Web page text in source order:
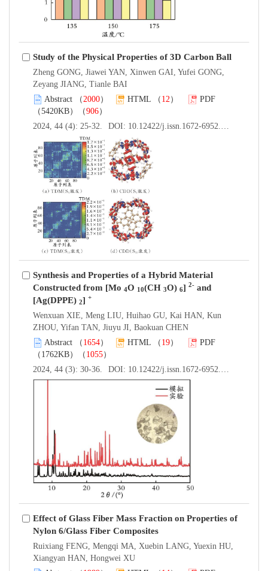
Study of the Physical Properties of 3D Carbon Ball
Zheng GONG, Jiawei YAN, Xinwen GAI, Yufei GONG,
Zeyang JIANG, Tianle BAI
Abstract （ 2000） HTML （ 12 ）
PDF
（5420KB）（906）
2024, 44 (4): 25-32.
DOI: 10.12422/j.issn.1672-6952.2024.04.004
Synthesis and Properties of a Hybrid Material
Constructed from [Mo 4O 10(CH 3O) 6] 2- and
[Ag(DPPE) 2] +
Wenxuan XIE, Meng LIU, Huihao GU, Kai HAN, Kun
ZHOU, Yifan TAN, Jiuyu JI, Baokuan CHEN
Abstract （ 1654） HTML （ 19）
PDF
（1762KB）（ 1055）
2024, 44 (3): 30-36.
DOI: 10.12422/j.issn.1672-6952.2024.03.005
Effect of Glass Fiber Mass Fraction on Properties of
Nylon 6/Glass Fiber Composites
Ruixiang FENG, Mengqi MA, Xuebin LANG, Yuexin HU,
Xiangyan HAN, Hongwei XU